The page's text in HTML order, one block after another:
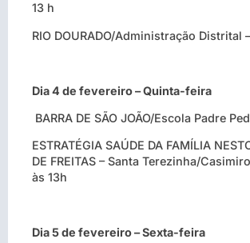
13 h
RIO DOURADO/Administração Distrital
Dia 4 de fevereiro – Quinta-feira
BARRA DE SÃO JOÃO/Escola Padre
ESTRATÉGIA SAÚDE DA FAMÍLIA
DE FREITAS – Santa Terezinha/
às 13h
Dia 5 de fevereiro – Sexta-feira